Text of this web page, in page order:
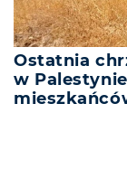
Ostatnia
w